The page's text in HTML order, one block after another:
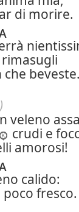
di morire.
che beveste.
veleno
crudi e
amorosi!
calido:
fresco.